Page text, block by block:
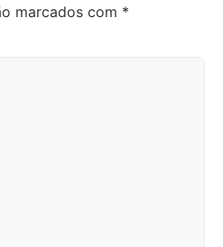
marcados com *